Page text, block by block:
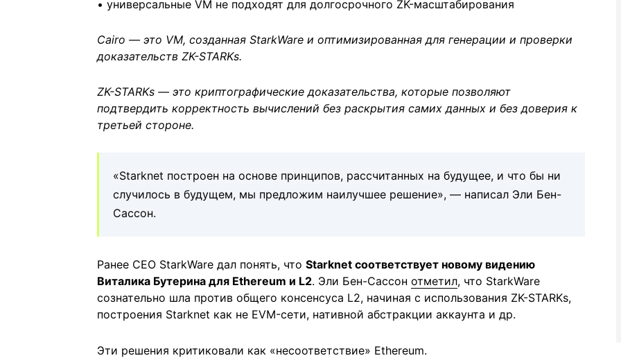
• универсальные VM не подходят для долгосрочного ZK-масштабирования
Cairo — это VM, созданная StarkWare и оптимизированная для генерации и проверки
доказательств ZK-STARKs.
ZK-STARKs — это криптографические доказательства, которые позволяют
подтвердить корректность вычислений без раскрытия самих данных и без доверия к
третьей стороне.
«Starknet построен на основе принципов, рассчитанных на будущее, и что бы ни
случилось в будущем, мы предложим наилучшее решение», — написал Эли Бен-
Сассон.
Ранее CEO StarkWare дал понять, что Starknet соответствует новому видению
Виталика Бутерина для Ethereum и L2. Эли Бен-Сассон отметил, что StarkWare
сознательно шла против общего консенсуса L2, начиная с использования ZK-STARKs,
построения Starknet как не EVM-сети, нативной абстракции аккаунта и др.
Эти решения критиковали как «несоответствие» Ethereum.